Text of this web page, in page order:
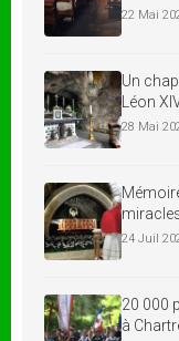
22 Mai
Un
Léon
28 Mai
24 Juil
20 000
à